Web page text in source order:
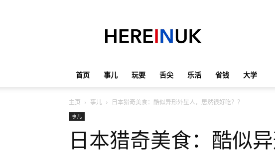
首页 事儿 玩耍 舌尖 乐活 省钱 大学
主页 事儿 日本猎奇美食：酷似异形外星人，居然很好吃？？
事儿
日本猎奇美食：酷似